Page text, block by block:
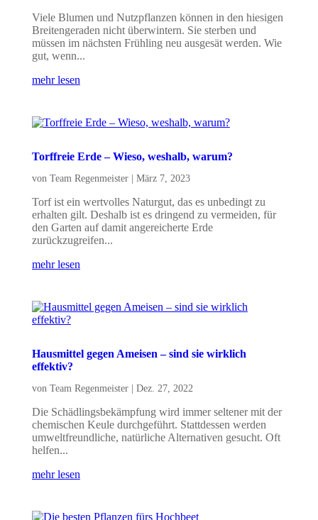
Viele Blumen und Nutzpflanzen können in den hiesigen
Breitengeraden nicht überwintern. Sie sterben und
müssen im nächsten Frühling neu ausgesät werden. Wie
gut, wenn...
mehr lesen
Torffreie Erde – Wieso, weshalb, warum?
von Team Regenmeister| März 7, 2023
Torf ist ein wertvolles Naturgut, das es unbedingt zu
erhalten gilt. Deshalb ist es dringend zu vermeiden, für
den Garten auf damit angereicherte Erde
zurückzugreifen...
mehr lesen
Hausmittel gegen Ameisen – sind sie wirklich
effektiv?
von Team Regenmeister| Dez. 27, 2022
Die Schädlingsbekämpfung wird immer seltener mit der
chemischen Keule durchgeführt. Stattdessen werden
umweltfreundliche, natürliche Alternativen gesucht. Oft
helfen...
mehr lesen